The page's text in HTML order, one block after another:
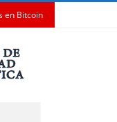
en Bitcoin